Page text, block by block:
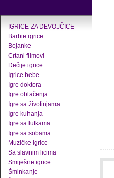
IGRICE ZA DEVOJČICE
Barbie igrice
Bojanke
Crtani filmovi
Dečije igrice
Igrice bebe
Igre doktora
Igre oblačenja
Igre sa životinjama
Igre kuhanja
Igre sa lutkama
Igre sa sobama
Muzičke igrice
Sa slavnim licima
Smiješne igrice
Šminkanje